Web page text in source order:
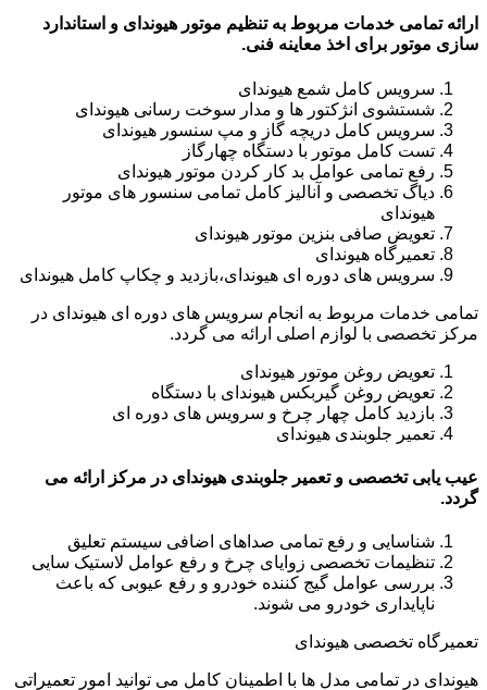
ارائه تمامی خدمات مربوط به تنظیم موتور هیوندای و استاندارد
سازی موتور برای اخذ معاینه فنی.
سرویس کامل شمع هیوندای
شستشوی انژکتور ها و مدار سوخت رسانی هیوندای
سرویس کامل دریچه گاز و مپ سنسور هیوندای
تست کامل موتور با دستگاه چهارگاز
رفع تمامی عوامل بد کار کردن موتور هیوندای
دیاگ تخصصی و آنالیز کامل تمامی سنسور های موتور
هیوندای
تعویض صافی بنزین موتور هیوندای
تعمیرگاه هیوندای
سرویس های دوره ای هیوندای،بازدید و چکاپ کامل هیوندای
تمامی خدمات مربوط به انجام سرویس های دوره ای هیوندای در
مرکز تخصصی با لوازم اصلی ارائه می گردد.
تعویض روغن موتور هیوندای
تعویض روغن گیربکس هیوندای با دستگاه
بازدید کامل چهار چرخ و سرویس های دوره ای
تعمیر جلوبندی هیوندای
عیب یابی تخصصی و تعمیر جلوبندی هیوندای در مرکز ارائه می
گردد.
شناسایی و رفع تمامی صداهای اضافی سیستم تعلیق
تنظیمات تخصصی زوایای چرخ و رفع عوامل لاستیک سایی
بررسی عوامل گیج کننده خودرو و رفع عیوبی که باعث
ناپایداری خودرو می شوند.
تعمیرگاه تخصصی هیوندای
هیوندای در تمامی مدل ها با اطمینان کامل می توانید امور تعمیراتی